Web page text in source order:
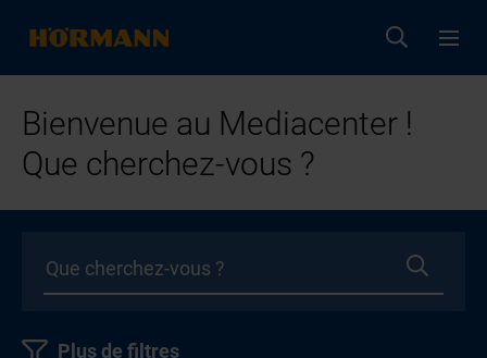
Bienvenue au Mediacenter !
Que cherchez-vous ?
Plus de filtres